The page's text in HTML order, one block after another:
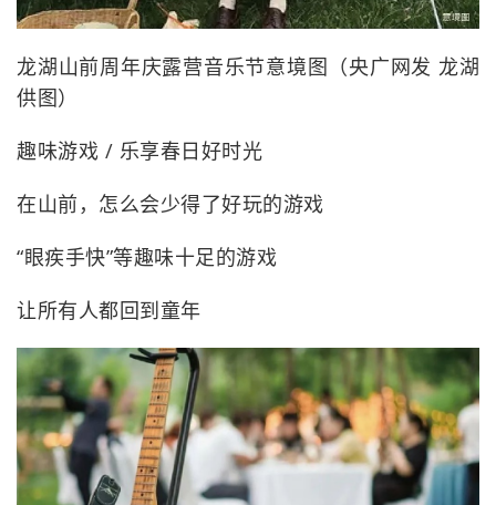
龙湖山前周年庆露营音乐节意境图（央广网发 龙湖
供图）
趣味游戏 / 乐享春日好时光
在山前，怎么会少得了好玩的游戏
“眼疾手快”等趣味十足的游戏
让所有人都回到童年